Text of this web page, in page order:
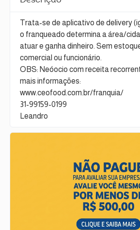
Trata-se de aplicativo de delivery
o franqueado determina a área/
atuar e ganha dinheiro. Sem
comercial ou funcionário.
OBS: Neóocio com receita
mais informações:
www.ceofood.com.br/franquia/
31-99159-0199
Leandro